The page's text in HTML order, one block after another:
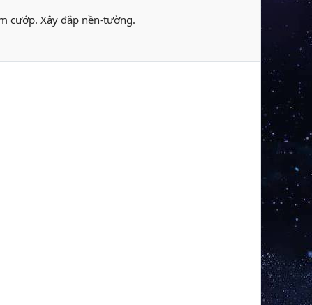
cướp. Xây đắp nền-tường.